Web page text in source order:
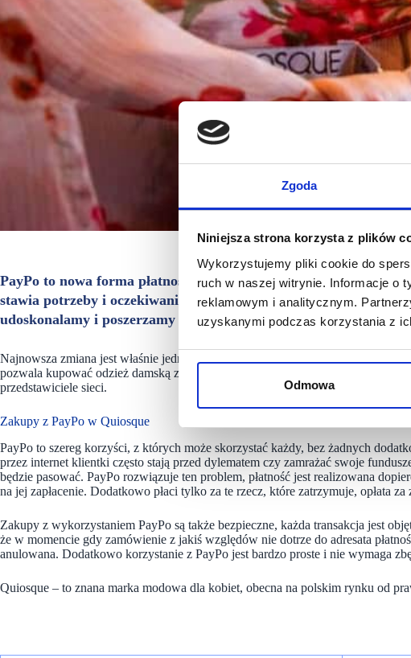
Zgoda
Niniejsza strona korzysta z plików
Wykorzystujemy pliki cookie do
ruch w naszej witrynie. Informacje o
reklamowym i analitycznym.
uzyskanymi podczas korzystania z
Odmowa
PayPo to nowa forma płatności w sklepie internetowym
stawia potrzeby i oczekiwania klientek. Zakupy w naszej marce
udoskonalamy i poszerzamy funkcjonalności w naszym sklepie
Najnowsza zmiana jest właśnie jedną z nich, na quiosque.pl udostępniliśmy dla
pozwala kupować odzież damską z odroczonym nawet do 30 dni terminem
przedstawiciele sieci.
Zakupy z PayPo w Quiosque
PayPo to szereg korzyści, z których może skorzystać każdy, bez żadnych
przez internet klientki często stają przed dylematem czy zamrażać swoje
będzie pasować. PayPo rozwiązuje ten problem, płatność jest realizowana
na jej zapłacenie. Dodatkowo płaci tylko za te rzecz, które zatrzymuje, opłata
Zakupy z wykorzystaniem PayPo są także bezpieczne, każda transakcja jest
że w momencie gdy zamówienie z jakiś względów nie dotrze do adresata
anulowana. Dodatkowo korzystanie z PayPo jest bardzo proste i nie wymaga
Quiosque – to znana marka modowa dla kobiet, obecna na polskim rynku od